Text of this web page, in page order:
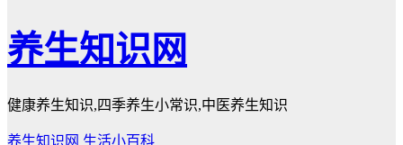
养生知识网
健康养生知识,四季养生小常识,中医养生知识
养生知识网 生活小百科